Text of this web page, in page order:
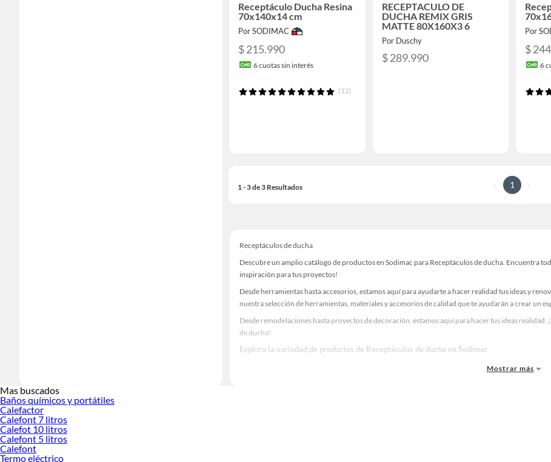
Receptáculo Ducha Resina
70x140x14 cm
Por SODIMAC
$ 215.990
6cuotas sin interés
(12)
RECEPTACULO DE
DUCHA REMIX GRIS
MATTE 80X160X3 6
Por Duschy
$ 289.990
Por
$
6
1 - 3 de 3 Resultados 1
Receptáculos de ducha
Descubre un amplio catálogo de productos en Sodimac para Receptáculos de ducha. Encuentra
inspiración para tus proyectos!
Desde herramientas hasta accesorios, estamos aquí para ayudarte a hacer realidad tus ideas y
nuestra selección de herramientas, materiales y accesorios de calidad que te ayudarán a crear un
Desde remodelaciones hasta proyectos de decoración, estamos aquí para hacer tus ideas
de ducha!
Explora la variedad de productos de Receptáculos de ducha en Sodimac
Herramientas, materiales y accesorios de calidad para tus proyectos y renovación de espacios.
Mostrar más
Mas buscados
Baños químicos y portátiles
Calefactor
Calefont 7 litros
Calefot 10 litros
Calefont 5 litros
Calefont
Termo eléctrico